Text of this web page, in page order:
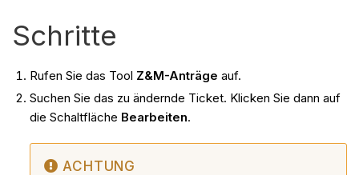
Schritte
Rufen Sie das Tool Z&M-Anträgeauf.
Suchen Sie das zu ändernde Ticket. Klicken Sie dann auf
die Schaltfläche Bearbeiten.
ACHTUNG